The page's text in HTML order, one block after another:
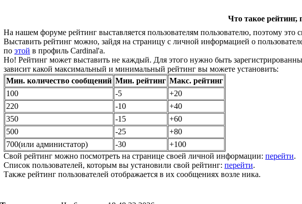
Что такое рейтинг,
На нашем форуме рейтинг выставляется пользователям пользователю, поэтому это
Выставить рейтинг можно, зайдя на страницу с личной информацией о
по этой в профиль Cardinal'a.
Но! Рейтинг может выставить не каждый. Для этого нужно быть
зависит какой максимальный и минимальный рейтинг вы можете установить:
Мин. количество сообщений Мин. рейтинг Макс. рейтинг
100
-5
+20
220
-10
+40
350
-15
+60
500
-25
+80
700(или администатор)
-30
+100
Свой рейтинг можно посмотреть на странице своей личной информации: перейти.
Список пользователей, которым вы установили свой рейтинг: перейти.
Также рейтинг пользователей отображается в их сообщениях возле ника.